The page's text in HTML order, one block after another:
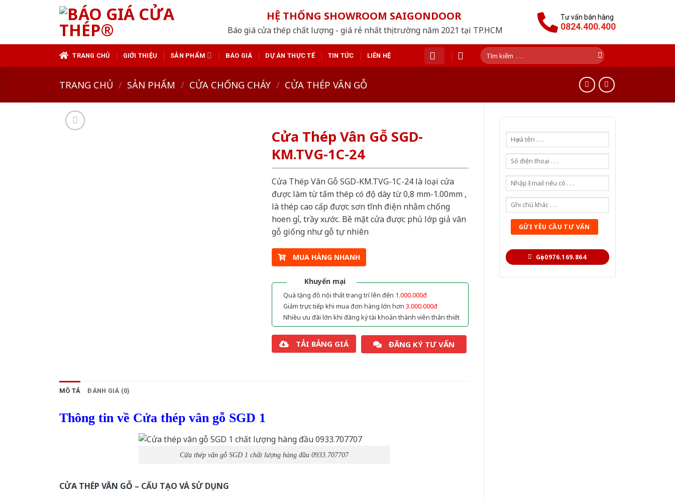
HỆ THỐNG SHOWROOM SAIGONDOOR
Báo giá cửa thép chất lượng - giá rẻ nhất thị trường năm 2021 tại TP.HCM
Tư vấn bán hàng
0824.400.400
TRANG CHỦ GIỚI THIỆU SẢN PHẨM BÁO GIÁ DỰ ÁN THỰC TẾ TIN TỨC LIÊN HỆ
Tìm
kiếm:
TRANG CHỦ / SẢN PHẨM / CỬA CHỐNG CHÁY / CỬA THÉP VÂN GỖ
Gọi 0976.169.864
Cửa Thép Vân Gỗ SGD-
KM.TVG-1C-24
Cửa Thép Vân Gỗ SGD-KM.TVG-1C-24 là loại cửa
được làm từ tấm thép có độ dày từ 0,8 mm-1.00mm ,
là thép cao cấp được sơn tĩnh điện nhằm chống
hoen gỉ, trầy xước. Bề mặt cửa được phủ lớp giả vân
gỗ giống như gỗ tự nhiên
MUA HÀNG NHANH
Khuyến mại
Quà tặng đồ nội thất trang trí lên đến 1.000.000đ
Giảm trực tiếp khi mua đơn hàng lớn hơn 3.000.000đ
Nhiều ưu đãi lớn khi đăng ký tài khoản thành viên thân thiết
TẢI BẢNG GIÁ ĐĂNG KÝ TƯ VẤN
MÔ TẢ ĐÁNH GIÁ (0)
Thông tin về Cửa thép vân gỗ SGD 1
Cửa thép vân gỗSGD 1 chất lượng hàng đầu 0933.707707
CỬA THÉP VÂN GỖ – CẤU TẠO VÀ SỬ DỤNG